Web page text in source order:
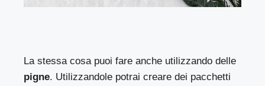
La stessa cosa puoi fare anche utilizzando delle
pigne. Utilizzandole potrai creare dei pacchetti